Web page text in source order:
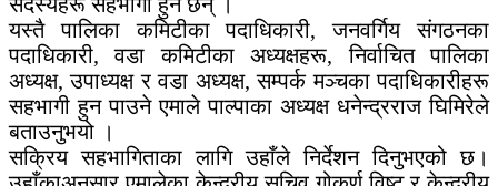
यस्तै पालिका कमिटीका पदाधिकारी, जनवर्गिय संगठनका
पदाधिकारी, वडा कमिटीका अध्यक्षहरू, निर्वाचित पालिका
अध्यक्ष, उपाध्यक्ष र वडा अध्यक्ष, सम्पर्क मञ्चका पदाधिकारीहरू
सहभागी हुन पाउने एमाले पाल्पाका अध्यक्ष धनेन्द्रराज घिमिरेले
बताउनुभयो ।
सक्रिय सहभागिताका लागि उहाँले निर्देशन दिनुभएको छ।